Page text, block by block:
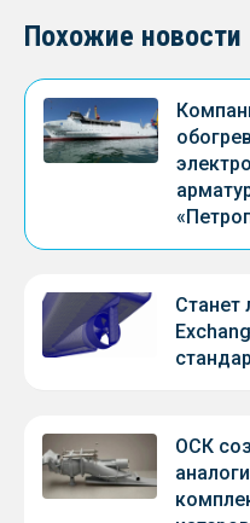
Похожие новости
Станет
ОСК